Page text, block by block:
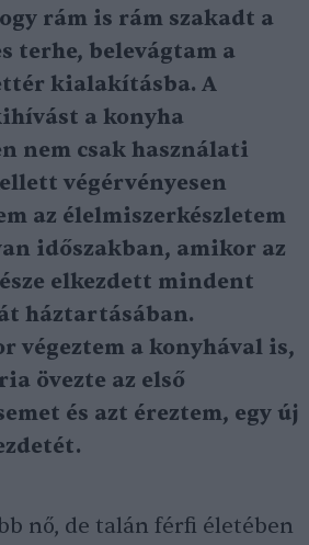
rám is rám szakadt a
terhe, belevágtam a
kialakításba. A
a konyha
nem csak használati
végérvényesen
az élelmiszerkészletem
időszakban, amikor az
elkezdett mindent
háztartásában.
végeztem a konyhával is,
övezte az első
és azt éreztem, egy új
nő, de talán férfi életében